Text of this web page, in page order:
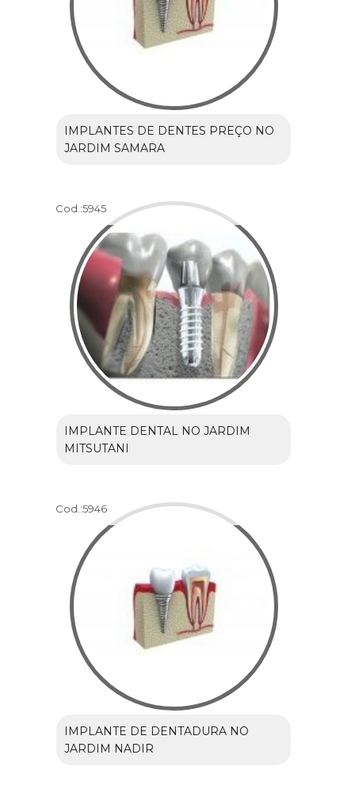
IMPLANTES DE DENTES PREÇO NO
JARDIM SAMARA
Cod.:5945
IMPLANTE DENTAL NO JARDIM
MITSUTANI
Cod.:5946
IMPLANTE DE DENTADURA NO
JARDIM NADIR